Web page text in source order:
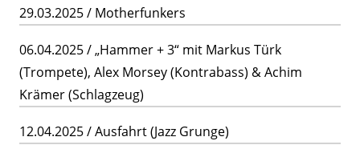
29.03.2025 / Motherfunkers
06.04.2025 / „Hammer + 3“ mit Markus Türk
(Trompete), Alex Morsey (Kontrabass) & Achim
Krämer (Schlagzeug)
12.04.2025 / Ausfahrt (Jazz Grunge)